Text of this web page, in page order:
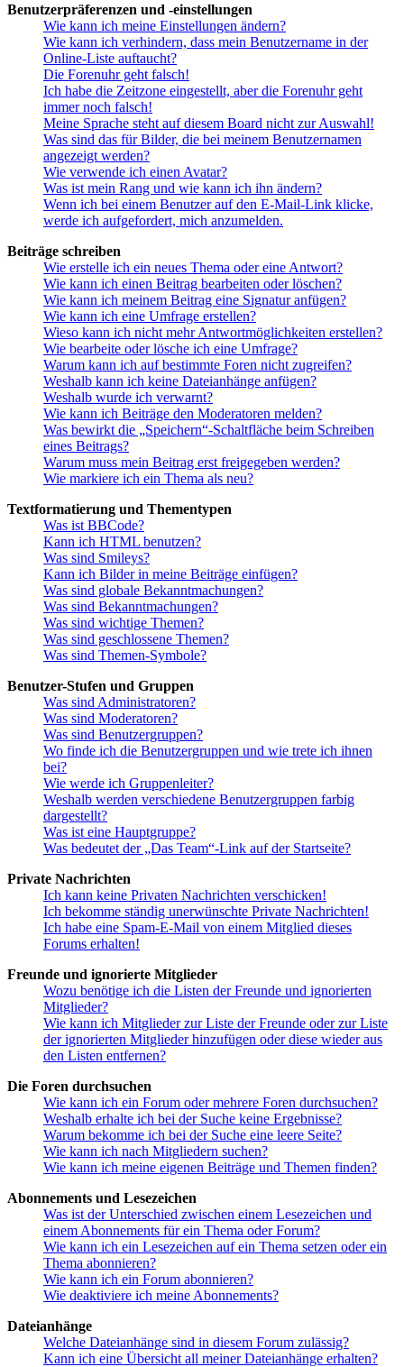
Benutzerpräferenzen und -einstellungen
Wie kann ich meine Einstellungen ändern?
Wie kann ich verhindern, dass mein Benutzername in der
Online-Liste auftaucht?
Die Forenuhr geht falsch!
Ich habe die Zeitzone eingestellt, aber die Forenuhr geht
immer noch falsch!
Meine Sprache steht auf diesem Board nicht zur Auswahl!
Was sind das für Bilder, die bei meinem Benutzernamen
angezeigt werden?
Wie verwende ich einen Avatar?
Was ist mein Rang und wie kann ich ihn ändern?
Wenn ich bei einem Benutzer auf den E-Mail-Link klicke,
werde ich aufgefordert, mich anzumelden.
Beiträge schreiben
Wie erstelle ich ein neues Thema oder eine Antwort?
Wie kann ich einen Beitrag bearbeiten oder löschen?
Wie kann ich meinem Beitrag eine Signatur anfügen?
Wie kann ich eine Umfrage erstellen?
Wieso kann ich nicht mehr Antwortmöglichkeiten erstellen?
Wie bearbeite oder lösche ich eine Umfrage?
Warum kann ich auf bestimmte Foren nicht zugreifen?
Weshalb kann ich keine Dateianhänge anfügen?
Weshalb wurde ich verwarnt?
Wie kann ich Beiträge den Moderatoren melden?
Was bewirkt die „Speichern“-Schaltfläche beim Schreiben
eines Beitrags?
Warum muss mein Beitrag erst freigegeben werden?
Wie markiere ich ein Thema als neu?
Textformatierung und Thementypen
Was ist BBCode?
Kann ich HTML benutzen?
Was sind Smileys?
Kann ich Bilder in meine Beiträge einfügen?
Was sind globale Bekanntmachungen?
Was sind Bekanntmachungen?
Was sind wichtige Themen?
Was sind geschlossene Themen?
Was sind Themen-Symbole?
Benutzer-Stufen und Gruppen
Was sind Administratoren?
Was sind Moderatoren?
Was sind Benutzergruppen?
Wo finde ich die Benutzergruppen und wie trete ich ihnen
bei?
Wie werde ich Gruppenleiter?
Weshalb werden verschiedene Benutzergruppen farbig
dargestellt?
Was ist eine Hauptgruppe?
Was bedeutet der „Das Team“-Link auf der Startseite?
Private Nachrichten
Ich kann keine Privaten Nachrichten verschicken!
Ich bekomme ständig unerwünschte Private Nachrichten!
Ich habe eine Spam-E-Mail von einem Mitglied dieses
Forums erhalten!
Freunde und ignorierte Mitglieder
Wozu benötige ich die Listen der Freunde und ignorierten
Mitglieder?
Wie kann ich Mitglieder zur Liste der Freunde oder zur Liste
der ignorierten Mitglieder hinzufügen oder diese wieder aus
den Listen entfernen?
Die Foren durchsuchen
Wie kann ich ein Forum oder mehrere Foren durchsuchen?
Weshalb erhalte ich bei der Suche keine Ergebnisse?
Warum bekomme ich bei der Suche eine leere Seite?
Wie kann ich nach Mitgliedern suchen?
Wie kann ich meine eigenen Beiträge und Themen finden?
Abonnements und Lesezeichen
Was ist der Unterschied zwischen einem Lesezeichen und
einem Abonnements für ein Thema oder Forum?
Wie kann ich ein Lesezeichen auf ein Thema setzen oder ein
Thema abonnieren?
Wie kann ich ein Forum abonnieren?
Wie deaktiviere ich meine Abonnements?
Dateianhänge
Welche Dateianhänge sind in diesem Forum zulässig?
Kann ich eine Übersicht all meiner Dateianhänge erhalten?